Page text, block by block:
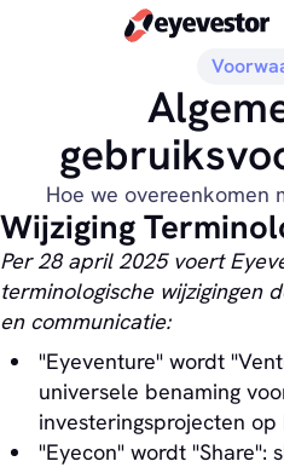
Hoe we overeenkomen
Wijziging
Per 28 april 2025 voert
terminologische wijzigingen
en communicatie:
"Eyeventure" wordt
universele benaming
investeringsprojecten
"Eyecon" wordt "Share":